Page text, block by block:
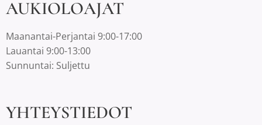
AUKIOLOAJAT
Maanantai-Perjantai 9:00-17:00
Lauantai 9:00-13:00
Sunnuntai: Suljettu
YHTEYSTIEDOT